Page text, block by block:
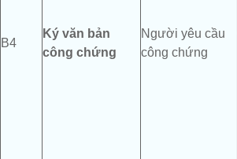
B4
Ký văn bản
công chứng
Người yêu cầu
công chứng